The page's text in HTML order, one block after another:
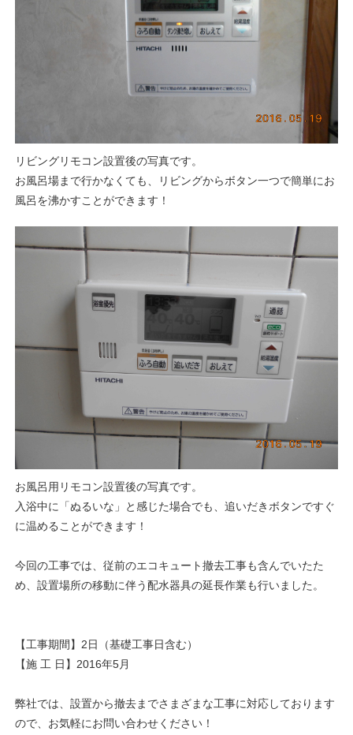
リビングリモコン設置後の写真です。
お風呂場まで行かなくても、リビングからボタン一つで簡単にお
風呂を沸かすことができます！
お風呂用リモコン設置後の写真です。
入浴中に「ぬるいな」と感じた場合でも、追いだきボタンですぐ
に温めることができます！
今回の工事では、従前のエコキュート撤去工事も含んでいたた
め、設置場所の移動に伴う配水器具の延長作業も行いました。
【工事期間】2日（基礎工事日含む）
【施 工 日】2016年5月
弊社では、設置から撤去までさまざまな工事に対応しております
ので、お気軽にお問い合わせください！